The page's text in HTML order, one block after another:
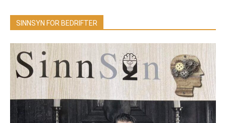
SINNSYN FOR BEDRIFTER